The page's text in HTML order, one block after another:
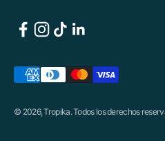
© 2026, Tropika. Todos los derechos